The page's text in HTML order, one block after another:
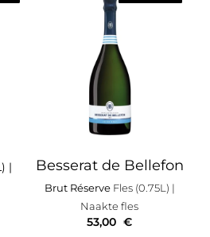
|
Besserat de Bellefon
Brut Réserve Fles (0.75L) |
Naakte fles
53,00 €